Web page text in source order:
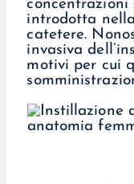
concentrazioni
introdotta
catetere.
invasiva
motivi per cui